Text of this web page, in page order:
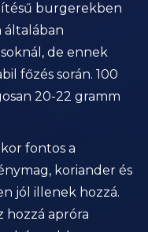
burgerekben
általában
de ennek
főzés során. 100
20-22 gramm
fontos a
koriander és
jól illenek hozzá.
hozzá apróra